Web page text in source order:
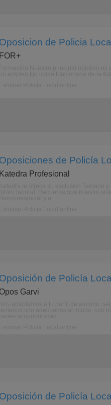
Oposicion de Policia
FOR+
Oposiciones de Policía
Katedra Profesional
Oposición de Policía
Opos Garvi
Oposición de Policía